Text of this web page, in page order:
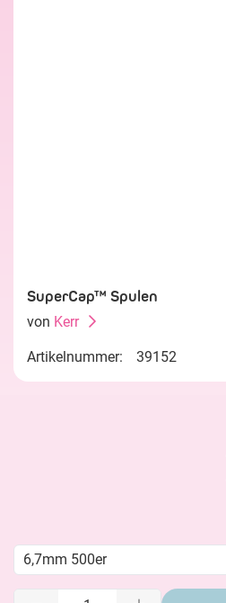
SuperCap™ Spulen
von Kerr
Artikelnummer: 39152
6,7mm 500er